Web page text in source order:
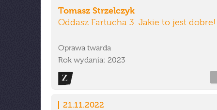
Tomasz Strzelczyk
Oddasz Fartucha 3. Jakie to jest dobre!
Oprawa twarda
Rok wydania: 2023
21.11.2022